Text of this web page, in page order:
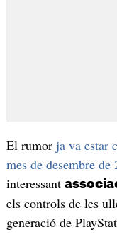
El rumor ja va estar
mes de desembre de
interessant
els controls de les
generació de